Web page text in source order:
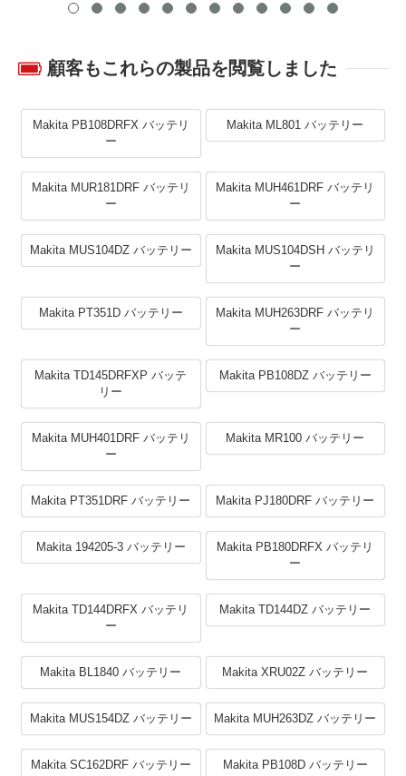
顧客もこれらの製品を閲覧しました
Makita PB108DRFX バッテリ
ー
Makita ML801 バッテリー
Makita MUR181DRF バッテリ
ー
Makita MUH461DRF バッテリ
ー
Makita MUS104DZ バッテリー
Makita MUS104DSH バッテリ
ー
Makita PT351D バッテリー
Makita MUH263DRF バッテリ
ー
Makita TD145DRFXP バッテ
リー
Makita PB108DZ バッテリー
Makita MUH401DRF バッテリ
ー
Makita MR100 バッテリー
Makita PT351DRF バッテリー Makita PJ180DRF バッテリー
Makita 194205-3 バッテリー
Makita PB180DRFX バッテリ
ー
Makita TD144DRFX バッテリ
ー
Makita TD144DZ バッテリー
Makita BL1840 バッテリー Makita XRU02Z バッテリー
Makita MUS154DZ バッテリー Makita MUH263DZ バッテリー
Makita SC162DRF バッテリー Makita PB108D バッテリー